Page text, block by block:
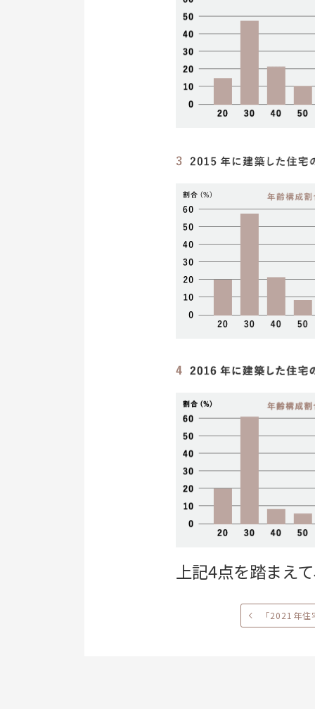
上記4点を踏まえ
「2021年